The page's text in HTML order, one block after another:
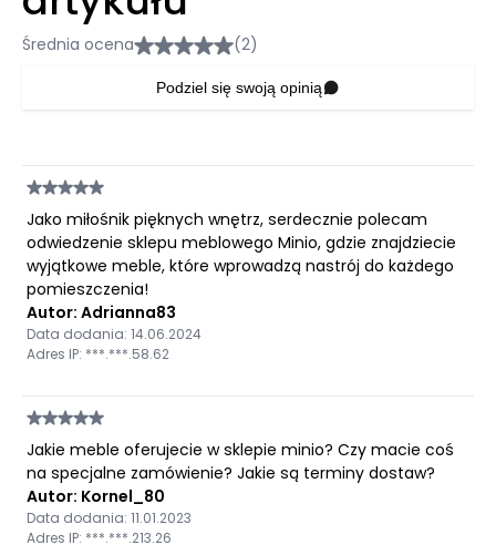
Średnia ocena (2)
Podziel się swoją opinią
Jako miłośnik pięknych wnętrz, serdecznie polecam
odwiedzenie sklepu meblowego Minio, gdzie znajdziecie
wyjątkowe meble, które wprowadzą nastrój do każdego
pomieszczenia!
Autor: Adrianna83
Data dodania: 14.06.2024
Adres IP: ***.***.58.62
Jakie meble oferujecie w sklepie minio? Czy macie coś
na specjalne zamówienie? Jakie są terminy dostaw?
Autor: Kornel_80
Data dodania: 11.01.2023
Adres IP: ***.***.213.26